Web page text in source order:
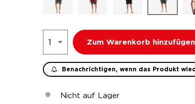
Zum Warenkorb hinzufügen
Benachrichtigen, wenn das Produkt
Nicht auf Lager